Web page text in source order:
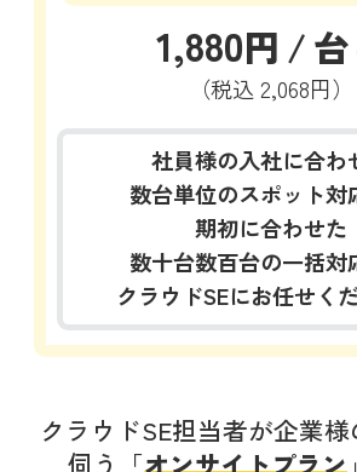
1,880円 /
（税込 2,068円）
社員様の入社に合わ
数台単位のスポット対
期初に合わせた
数十台数百台の一括対
クラウドSEにお任せく
クラウドSE担当者が企業
伺う「オンサイトプラン